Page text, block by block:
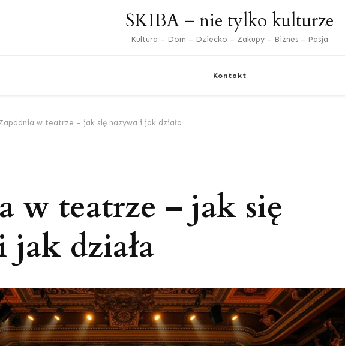
SKIBA – nie tylko kulturze
Kultura – Dom – Dziecko – Zakupy – Biznes – Pasja
Kontakt
w teatrze – jak się nazywa i jak działa
w teatrze – jak się
jak działa